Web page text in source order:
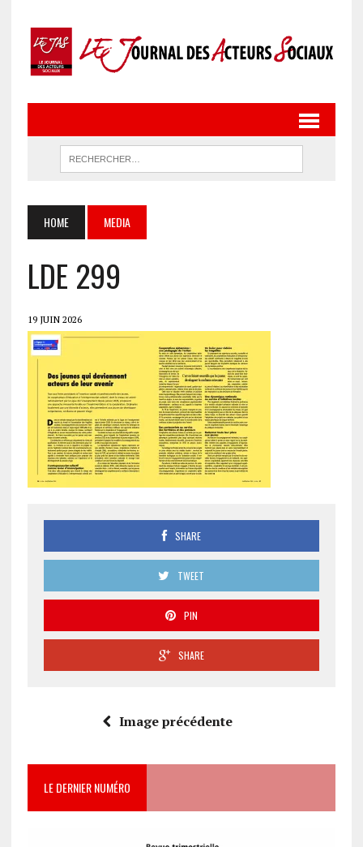
HOME MEDIA
LDE 299
19 JUIN 2026
SHARE
TWEET
PIN
SHARE
Image précédente
LE DERNIER NUMÉRO